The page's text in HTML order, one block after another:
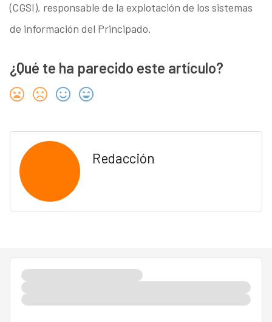
(CGSI), responsable de la explotación de los sistemas
de información del Principado.
¿Qué te ha parecido este artículo?
Redacción